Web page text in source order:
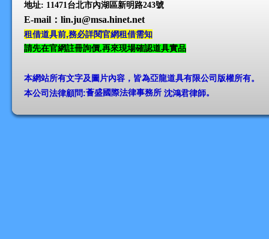
地址: 11471台北市內湖區新明路243號
E-mail ：lin.ju@msa.hinet.net
租借道具前,務必詳閱官網租借需知
請先在官網註冊詢價,再來現場確認道具實品
本網站所有文字及圖片內容，皆為亞龍道具有限公司版權所有。
本公司法律顧問:薈盛國際法律事務所 沈鴻君律師。